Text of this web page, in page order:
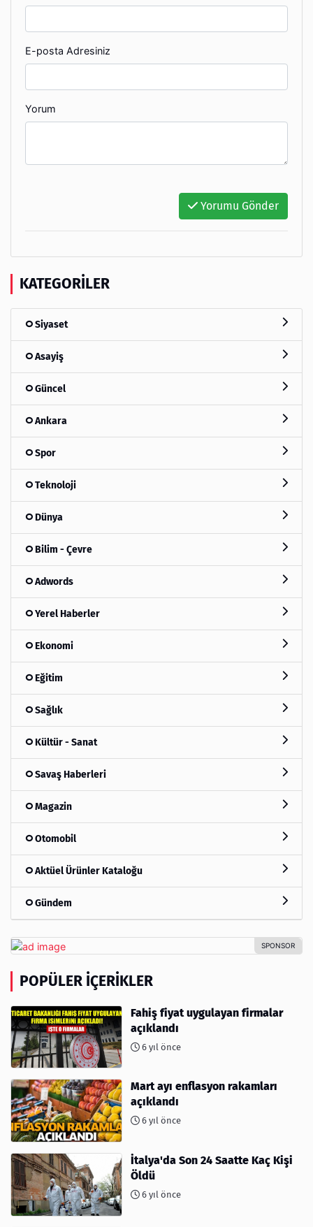
E-posta Adresiniz
Yorum
Yorumu Gönder
KATEGORILER
Siyaset
Asayiş
Güncel
Ankara
Spor
Teknoloji
Dünya
Bilim - Çevre
Adwords
Yerel Haberler
Ekonomi
Eğitim
Sağlık
Kültür - Sanat
Savaş Haberleri
Magazin
Otomobil
Aktüel Ürünler Kataloğu
Gündem
POPÜLER İÇERIKLER
Fahiş fiyat uygulayan firmalar
açıklandı
6 yıl önce
Mart ayı enflasyon rakamları
açıklandı
6 yıl önce
İtalya'da Son 24 Saatte Kaç Kişi
Öldü
6 yıl önce